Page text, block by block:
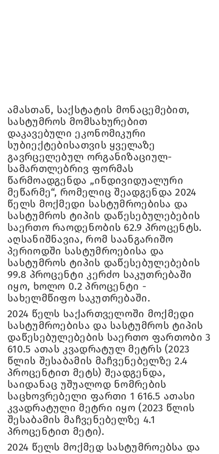
ამასთან, საქსტატის მონაცემებით,
სასტუმროს მომსახურებით
დაკავებული ეკონომიკური
სუბიექტებისათვის ყველაზე
გავრცელებულ ორგანიზაციულ-
სამართლებრივ ფორმას
წარმოადგენდა „ინდივიდუალური
მეწარმე“, რომელიც შეადგენდა 2024
წელს მოქმედი სასტუმროებისა და
სასტუმროს ტიპის დაწესებულებების
საერთო რაოდენობის 62.9 პროცენტს.
აღსანიშნავია, რომ საანგარიშო
პერიოდში სასტუმროებისა და
სასტუმროს ტიპის დაწესებულებების
99.8 პროცენტი კერძო საკუთრებაში
იყო, ხოლო 0.2 პროცენტი -
სახელმწიფო საკუთრებაში.
2024 წელს საქართველოში მოქმედი
სასტუმროებისა და სასტუმროს ტიპის
დაწესებულებების საერთო ფართობი 3
610.5 ათას კვადრატულ მეტრს (2023
წლის შესაბამის მაჩვენებელზე 2.4
პროცენტით მეტს) შეადგენდა,
საიდანაც უშუალოდ ნომრების
საცხოვრებელი ფართი 1 616.5 ათასი
კვადრატული მეტრი იყო (2023 წლის
შესაბამის მაჩვენებელზე 4.1
პროცენტით მეტი).
2024 წელს მოქმედ სასტუმროებსა და